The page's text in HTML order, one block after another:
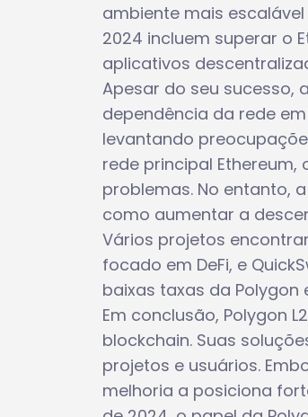
ambiente mais
2024 incluem superar o
aplicativos
Apesar do seu sucesso,
dependência da rede
levantando
rede principal
problemas. No entanto,
como aumentar a
Vários projetos
focado em DeFi, e
baixas taxas da
Em conclusão, Polygon
blockchain. Suas
projetos e usuários.
melhoria a posiciona